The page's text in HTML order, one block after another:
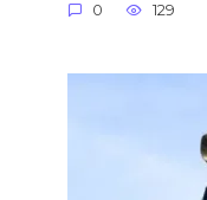
0 129